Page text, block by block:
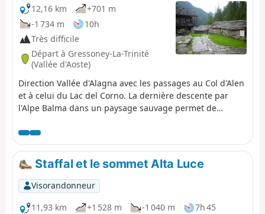
12,16 km
+701 m
-1 734 m
10h
Très difficile
Départ à Gressoney-La-Trinité
(Vallée d'Aoste)
Direction Vallée d'Alagna avec les passages au Col d'Alen
et à celui du Lac del Corno. La dernière descente par
l'Alpe Balma dans un paysage sauvage permet de
alpage grandiose au pied de la face Nord du Mont Rose.
Staffal et le sommet Alta Luce
Visorandonneur
11,93 km
+1 528 m -1 040 m
7h 45